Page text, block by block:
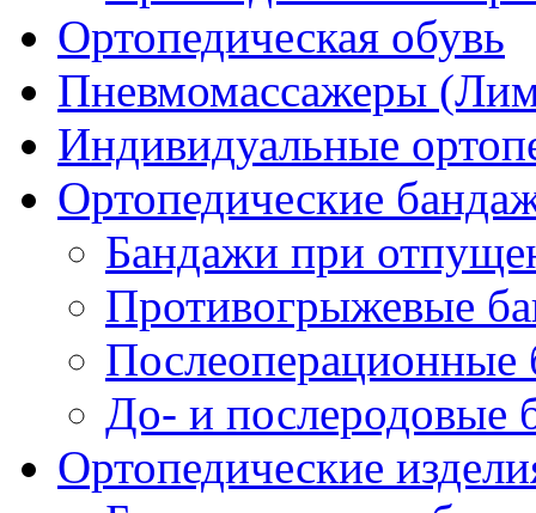
Ортопедическая обувь
Пневмомассажеры
Индивидуальные
Ортопедические
Бандажи при
Противогрыжевые
Послеоперационные
До- и послеродовые
Ортопедические